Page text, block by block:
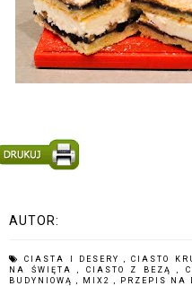
AUTOR:
CIASTA I DESERY ,CIASTO
NA ŚWIĘTA
CIASTO Z BEZĄ
BUDYNIOWĄ
MIX2 PRZEPIS NA